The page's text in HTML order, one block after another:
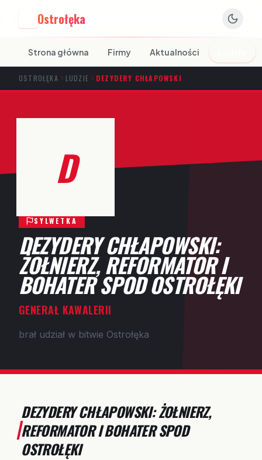
Ostrołęka
Strona główna Firmy Aktualności
OSTROŁĘKA LUDZIE DEZYDERY CHŁAPOWSKI
D
SYLWETKA
DEZYDERY CHŁAPOWSKI:
ŻOŁNIERZ, REFORMATOR I
BOHATER SPOD OSTROŁĘKI
GENERAŁ KAWALERII
brał udział w bitwie Ostrołęka
DEZYDERY CHŁAPOWSKI: ŻOŁNIERZ,
REFORMATOR I BOHATER SPOD
OSTROŁĘKI